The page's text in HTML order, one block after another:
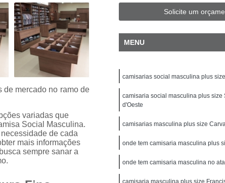
Branca Plus Size
Camisa Social Masculina Plus
Social Plus Size
Camisa Social Plus Size Masculina
Plus Size
Camisa Xadrez Plus Size
Camisa
Curta Slim Fit
Camisa Social Masculina Manga
Slim Fit
Camisa Social Slim Fit
Camisa Social
Masculina
Camisa Super Slim Fit
Slim Masculina
Camisa de Linho Masculina Slim Fit
Jeans Slim Masculina
Camisa Masculina Slim
de mercado no ramo de
variadas que
Social Masculina.
de cada
mais informações
sempre sanar a
Solicite um
MENU
camisarias social masculina plus
camisaria social masculina plus size
d'Oeste
camisarias masculina plus size
onde tem camisaria masculina plus
onde tem camisaria masculina no
camisaria masculina plus size